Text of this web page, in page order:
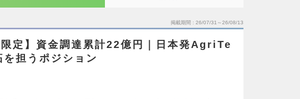
掲載期間 26/07/31～26/08/13
限定】資金調達累計22億円｜日本発AgriTe
担うポジション